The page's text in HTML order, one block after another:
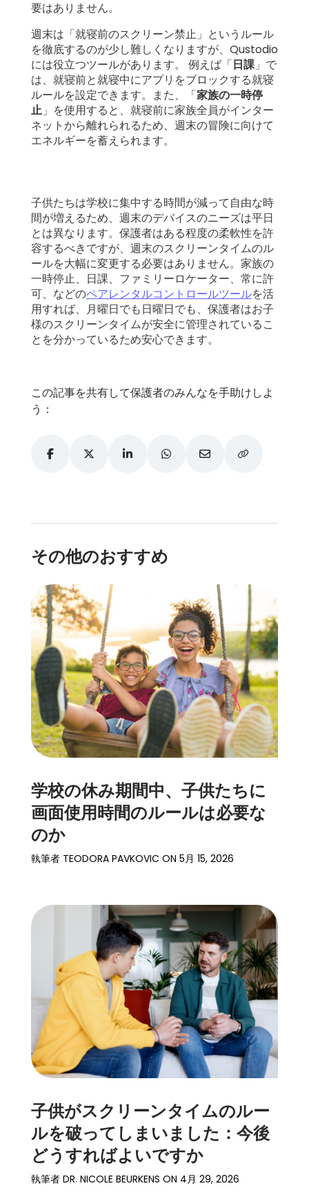
要はありません。
週末は「就寝前のスクリーン禁止」というルール
を徹底するのが少し難しくなりますが、Qustodio
には役立つツールがあります。 例えば「日課」で
は、就寝前と就寝中にアプリをブロックする就寝
ルールを設定できます。また、「家族の一時停
止」を使用すると、就寝前に家族全員がインター
ネットから離れられるため、週末の冒険に向けて
エネルギーを蓄えられます。
子供たちは学校に集中する時間が減って自由な時
間が増えるため、週末のデバイスのニーズは平日
とは異なります。保護者はある程度の柔軟性を許
容するべきですが、週末のスクリーンタイムのル
ールを大幅に変更する必要はありません。家族の
一時停止、日課、ファミリーロケーター、常に許
可、などのペアレンタルコントロールツールを活
用すれば、月曜日でも日曜日でも、保護者はお子
様のスクリーンタイムが安全に管理されているこ
とを分かっているため安心できます。
この記事を共有して保護者のみんなを手助けしよ
う：
その他のおすすめ
学校の休み期間中、子供たちに
画面使用時間のルールは必要な
のか
執筆者 TEODORA PAVKOVIC ON 5月 15, 2026
子供がスクリーンタイムのルー
ルを破ってしまいました：今後
どうすればよいですか
執筆者 DR. NICOLE BEURKENS ON 4月 29, 2026